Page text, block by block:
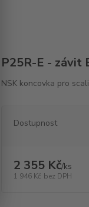
P25R-E - závit
NSK koncovka pro
Dostupnost
2 355 Kč/ks
1 946 Kč bez DPH